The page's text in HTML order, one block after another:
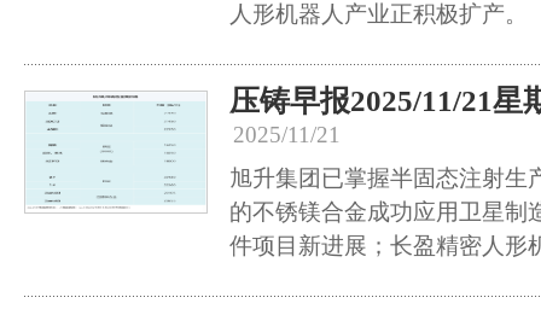
人形机器人产业正积极扩产。
压铸早报2025/11/21星
2025/11/21
旭升集团已掌握半固态注射生
的不锈镁合金成功应用卫星制
件项目新进展；长盈精密人形